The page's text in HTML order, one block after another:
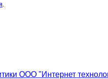
.
ООО "Интернет